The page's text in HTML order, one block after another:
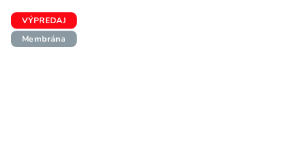
VÝPREDAJ
Membrána